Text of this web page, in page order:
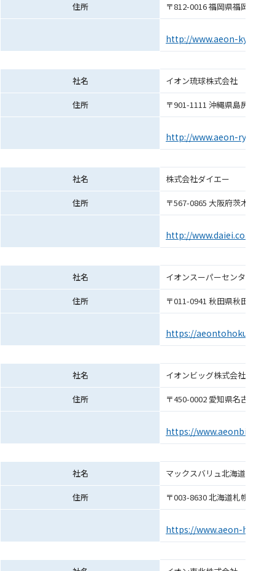
住所 〒812-0016 福岡県福岡市博
http://www.aeon-
社名 イオン琉球株式会社
住所 〒901-1111 沖縄県島尻郡南
http://www.aeon-
社名 株式会社ダイエー
住所 〒567-0865 大阪府茨木市横
http://www.daiei.co.jp/
社名 イオンスーパーセンター株式
住所 〒011-0941 秋田県秋田市土
https://aeontohoku.co.jp/
社名 イオンビッグ株式会社
住所 〒450-0002 愛知県名古屋市
https://
社名 マックスバリュ北海道株式会
住所 〒003-8630 北海道札幌市白
https://www.aeon-